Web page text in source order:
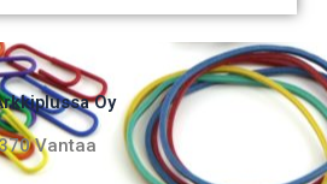
Oy
Vantaa​